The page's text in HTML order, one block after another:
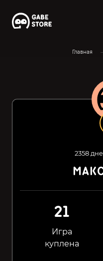
Главная
2358
21
Игра
куплена